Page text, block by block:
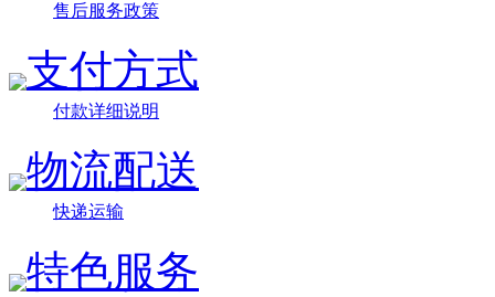
售后服务政策
支付方式
付款详细说明
物流配送
快递运输
特色服务